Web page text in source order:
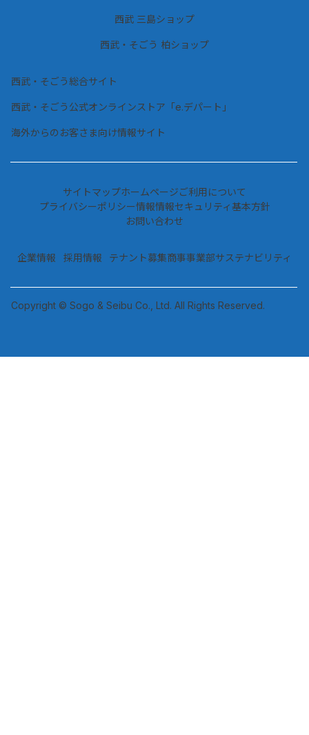
西武・そごう 柏ショップ
西武 三島ショップ
西武・そごう総合サイト
西武・そごう公式オンラインストア「e.デパート」
海外からのお客さま向け情報サイト
企業情報 採用情報 テナント募集商事事業部サステナビリティ
Copyright © Sogo & Seibu Co., Ltd. All Rights Reserved.
サイトマップホームページご利用について
プライバシーポリシー情報情報セキュリティ基本方針
お問い合わせ